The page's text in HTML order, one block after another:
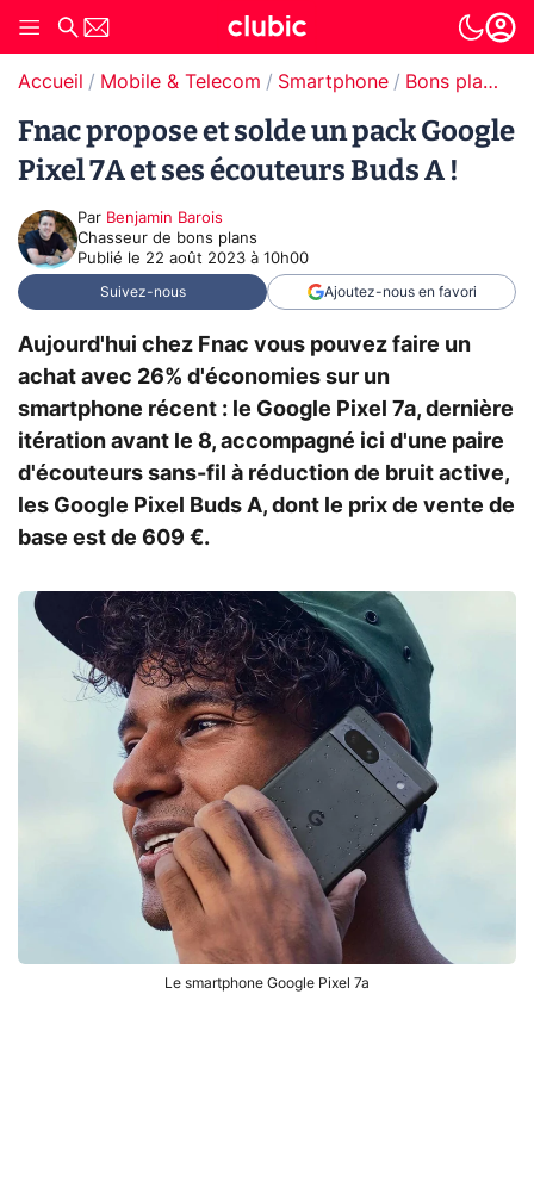
Accueil Mobile & Telecom Smartphone Bons plans Smartphones
Fnac propose et solde un pack Google
Pixel 7A et ses écouteurs Buds A !
Par Benjamin Barois
Chasseur de bons plans
Publié le 22 août 2023 à 10h00
Suivez-nous Ajoutez-nous en favori
Aujourd'hui chez Fnac vous pouvez faire un
achat avec 26% d'économies sur un
smartphone récent : le Google Pixel 7a, dernière
itération avant le 8, accompagné ici d'une paire
d'écouteurs sans-fil à réduction de bruit active,
les Google Pixel Buds A, dont le prix de vente de
base est de 609 €.
Le smartphone Google Pixel 7a